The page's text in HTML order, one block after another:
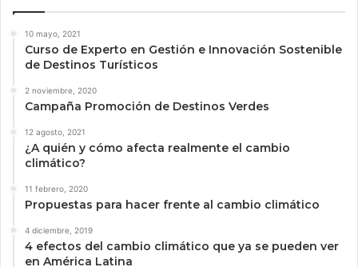
10 mayo, 2021
Curso de Experto en Gestión e Innovación Sostenible
de Destinos Turísticos
2 noviembre, 2020
Campaña Promoción de Destinos Verdes
12 agosto, 2021
¿A quién y cómo afecta realmente el cambio
climático?
11 febrero, 2020
Propuestas para hacer frente al cambio climático
4 diciembre, 2019
4 efectos del cambio climático que ya se pueden ver
en América Latina